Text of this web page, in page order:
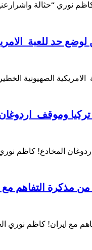
نوري “حثالة
حد للعبة
الصهيونية
وموقف
المخادع! كاظم
مذكرة التفاهم مع
ايران! كاظم نوري